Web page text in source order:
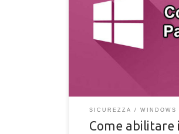
Come abilitare il Parental
sull'attivazione, sicurezza
SICUREZZA WINDOWS
Come abilitare